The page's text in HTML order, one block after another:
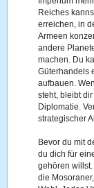
Reiches
erreichen, in
Armeen
andere
machen. Du
Güterhandels
aufbauen.
steht, bleibt
Diplomatie.
strategischer
Bevor du mit
du dich für
gehören
die